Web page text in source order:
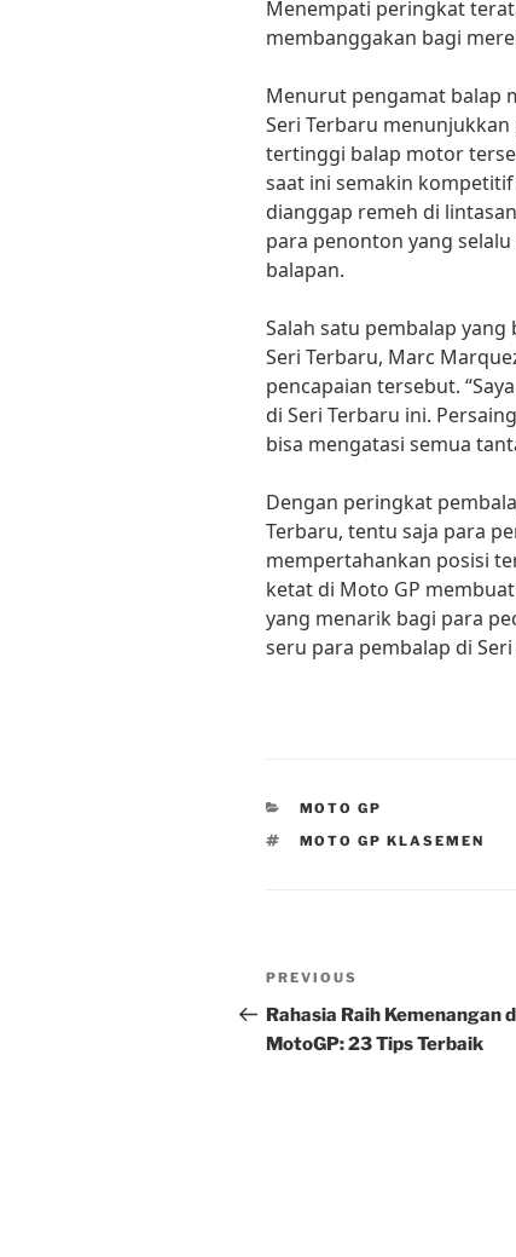
Menempati peringkat
membanggakan bagi
Menurut pengamat balap
Seri Terbaru
tertinggi balap motor
saat ini semakin
dianggap remeh di
para penonton yang
balapan.
Salah satu pembalap
Seri Terbaru, Marc
pencapaian tersebut.
di Seri Terbaru ini.
bisa mengatasi semua
Dengan peringkat
Terbaru, tentu saja para
mempertahankan posisi
ketat di Moto GP
yang menarik bagi para
seru para pembalap di
CATEGORIES
MOTO GP
TAGS
MOTO GP KLASEMEN
Post
navigation
Previous
Post
PREVIOUS
Rahasia Raih Kemenangan
MotoGP: 23 Tips Terbaik